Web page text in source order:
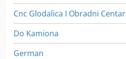
Cnc Glodalica I Obradni Centar
Do Kamiona
German